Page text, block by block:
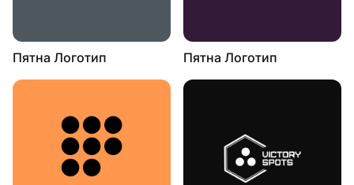
Пятна Логотип Пятна Логотип